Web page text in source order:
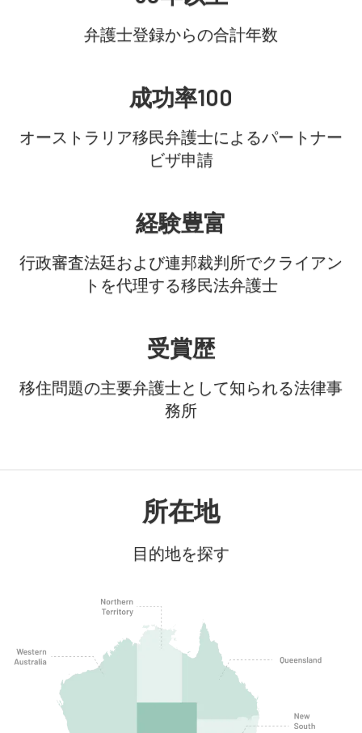
弁護士登録からの合計年数
成功率100
オーストラリア移民弁護士によるパートナー
ビザ申請
経験豊富
行政審査法廷および連邦裁判所でクライアン
トを代理する移民法弁護士
受賞歴
移住問題の主要弁護士として知られる法律事
務所
所在地
目的地を探す